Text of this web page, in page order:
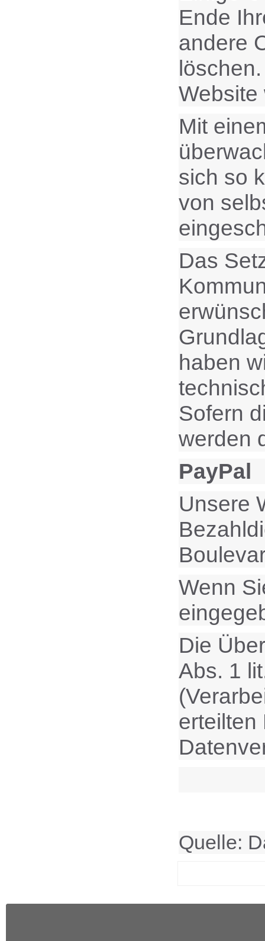
Ende
andere
Website
Mit
sich so
von
Das
haben
Sofern
werden
PayPal
Unsere
Wenn
Die
Abs. 1
erteilten
Quelle: